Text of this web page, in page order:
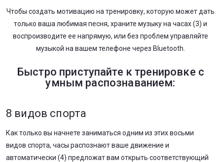
Чтобы создать мотивацию на тренировку, которую может дать
только ваша любимая песня, храните музыку на часах (3) и
воспроизводите ее напрямую, или без проблем управляйте
музыкой на вашем телефоне через Bluetooth.
Быстро приступайте к тренировке с
умным распознаванием:
8 видов спорта
Как только вы начнете заниматься одним из этих восьми
видов спорта, часы распознают ваше движение и
автоматически (4) предложат вам открыть соответствующий